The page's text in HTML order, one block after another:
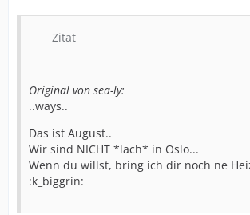
Zitat
Original von sea-ly:
..ways..
Das ist August..
Wir sind NICHT *lach* in Oslo...
Wenn du willst, bring ich dir noch ne
:k_biggrin: